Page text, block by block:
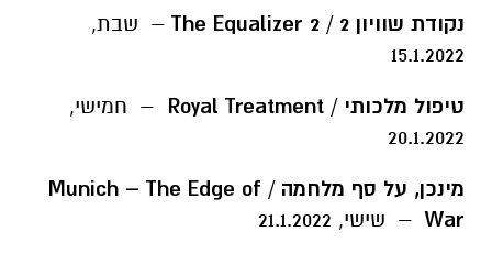
נקודת שוויון 2 / The Equalizer 2
– שבת,
15.1.2022
טיפול מלכותי / Royal Treatment
– חמישי,
20.1.2022
מינכן, על סף מלחמה / Munich – The Edge of
War – שישי, 21.1.2022